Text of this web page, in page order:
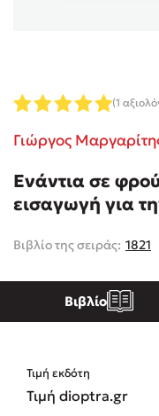
Το
(1
Γιώργος
Ενάντια σε
εισαγωγή για
Βιβλίο της σειράς: 1821
Βιβλίο
Τιμή εκδότη
Τιμή dioptra.gr